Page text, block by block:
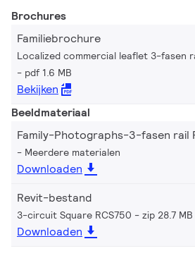
Brochures
Familiebrochure
Localized commercial leaflet 3-fasen
pdf 1.6 MB
Bekijken
Beeldmateriaal
Family-Photographs-3-fasen rail
Meerdere materialen
Downloaden
Revit-bestand
3-circuit Square RCS750 zip 28.7 MB
Downloaden